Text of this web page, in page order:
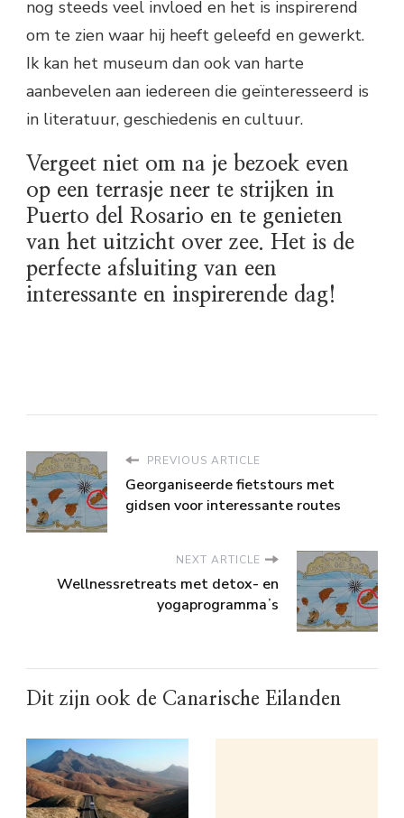
nog steeds veel invloed en het is inspirerend
om te zien waar hij heeft geleefd en gewerkt.
Ik kan het museum dan ook van harte
aanbevelen aan iedereen die geïnteresseerd is
in literatuur, geschiedenis en cultuur.
Vergeet niet om na je bezoek even
op een terrasje neer te strijken in
Puerto del Rosario en te genieten
van het uitzicht over zee. Het is de
perfecte afsluiting van een
interessante en inspirerende dag!
PREVIOUS ARTICLE
Georganiseerde fietstours met
gidsen voor interessante routes
NEXT ARTICLE
Wellnessretreats met detox- en
yogaprogrammaʼs
Dit zijn ook de Canarische Eilanden